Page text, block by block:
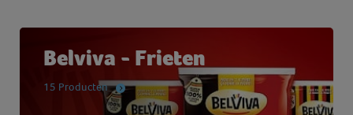
Belviva - Frieten
15 Producten